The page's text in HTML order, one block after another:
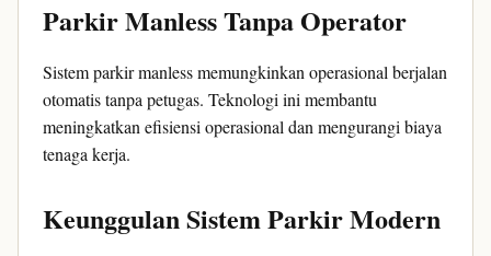
Parkir Manless Tanpa Operator
Sistem parkir manless memungkinkan operasional berjalan
otomatis tanpa petugas. Teknologi ini membantu
meningkatkan efisiensi operasional dan mengurangi biaya
tenaga kerja.
Keunggulan Sistem Parkir Modern